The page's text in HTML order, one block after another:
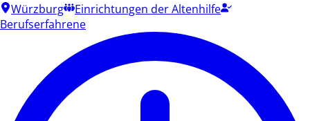
Würzburg
Einrichtungen der Altenhilfe
Berufserfahrene